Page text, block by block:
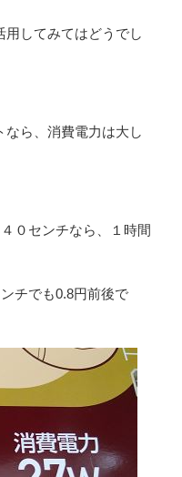
してみてはどうでし
なら、消費電力は大し
０センチなら、１時間
チでも0.8円前後で